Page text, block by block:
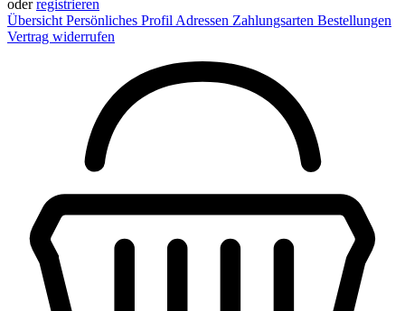
oderregistrieren
Übersicht Persönliches Profil Adressen Zahlungsarten Bestellungen
Vertrag widerrufen